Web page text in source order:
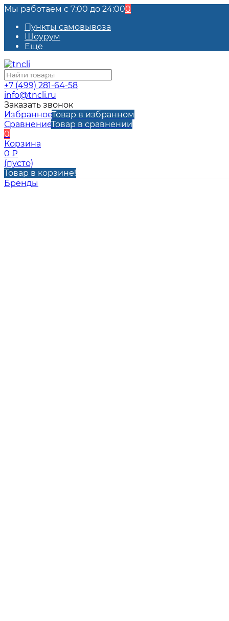
Мы работаем с 7:00 до 24:000
Пункты самовывоза
Шоурум
Еще
+7 (499) 281-64-58
info@tncli.ru
Заказать звонок
ИзбранноеТовар в избранном
СравнениеТовар в сравнении
0
Корзина
0 ₽
(пусто)
Товар в корзине!
Бренды